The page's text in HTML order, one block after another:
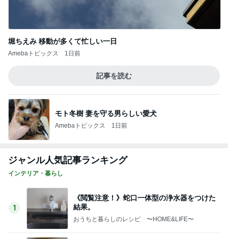
堀ちえみ 移動が多くて忙しい一日
Amebaトピックス 1日前
記事を読む
モト冬樹 妻を守る男らしい愛犬
Amebaトピックス 1日前
ジャンル人気記事ランキング
インテリア・暮らし
1
《閲覧注意！》蛇口一体型の浄水器をつけた
結果。
おうちと暮らしのレシピ 〜HOME&LIFE〜